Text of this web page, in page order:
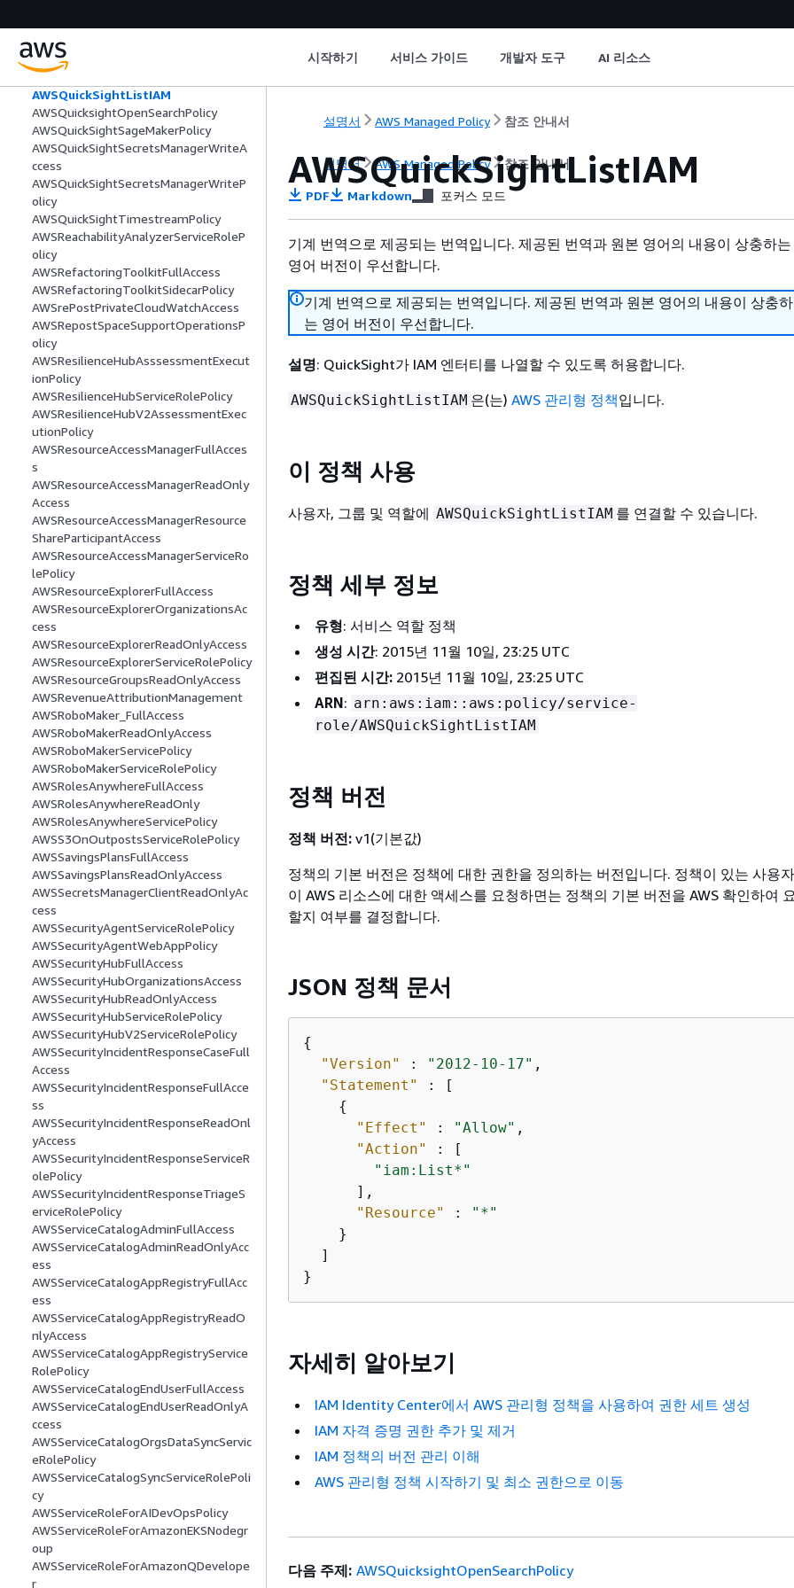
시작하기 서비스 가이드 개발자 도구 AI 리소스
AWSQuickSightDescribeRedshift
AWSQuickSightElasticsearchPolicy
AWSQuickSightIoTAnalyticsAccess
AWSQuickSightListIAM
AWSQuicksightOpenSearchPolicy
AWSQuickSightSageMakerPolicy
AWSQuickSightSecretsManagerWriteA
ccess
AWSQuickSightSecretsManagerWriteP
olicy
AWSQuickSightTimestreamPolicy
AWSReachabilityAnalyzerServiceRoleP
olicy
AWSRefactoringToolkitFullAccess
AWSRefactoringToolkitSidecarPolicy
AWSrePostPrivateCloudWatchAccess
AWSRepostSpaceSupportOperationsP
olicy
AWSResilienceHubAsssessmentExecut
ionPolicy
AWSResilienceHubServiceRolePolicy
AWSResilienceHubV2AssessmentExec
utionPolicy
AWSResourceAccessManagerFullAcces
s
AWSResourceAccessManagerReadOnly
Access
AWSResourceAccessManagerResource
ShareParticipantAccess
AWSResourceAccessManagerServiceRo
lePolicy
AWSResourceExplorerFullAccess
AWSResourceExplorerOrganizationsAc
cess
AWSResourceExplorerReadOnlyAccess
AWSResourceExplorerServiceRolePolicy
AWSResourceGroupsReadOnlyAccess
AWSRevenueAttributionManagement
AWSRoboMaker_FullAccess
AWSRoboMakerReadOnlyAccess
AWSRoboMakerServicePolicy
AWSRoboMakerServiceRolePolicy
AWSRolesAnywhereFullAccess
AWSRolesAnywhereReadOnly
AWSRolesAnywhereServicePolicy
AWSS3OnOutpostsServiceRolePolicy
AWSSavingsPlansFullAccess
AWSSavingsPlansReadOnlyAccess
AWSSecretsManagerClientReadOnlyAc
cess
AWSSecurityAgentServiceRolePolicy
AWSSecurityAgentWebAppPolicy
AWSSecurityHubFullAccess
AWSSecurityHubOrganizationsAccess
AWSSecurityHubReadOnlyAccess
AWSSecurityHubServiceRolePolicy
AWSSecurityHubV2ServiceRolePolicy
AWSSecurityIncidentResponseCaseFull
Access
AWSSecurityIncidentResponseFullAcce
ss
AWSSecurityIncidentResponseReadOnl
yAccess
AWSSecurityIncidentResponseServiceR
olePolicy
AWSSecurityIncidentResponseTriageS
erviceRolePolicy
AWSServiceCatalogAdminFullAccess
AWSServiceCatalogAdminReadOnlyAcc
ess
AWSServiceCatalogAppRegistryFullAcc
ess
AWSServiceCatalogAppRegistryReadO
nlyAccess
AWSServiceCatalogAppRegistryService
RolePolicy
AWSServiceCatalogEndUserFullAccess
AWSServiceCatalogEndUserReadOnlyA
ccess
AWSServiceCatalogOrgsDataSyncServic
eRolePolicy
AWSServiceCatalogSyncServiceRolePoli
cy
AWSServiceRoleForAIDevOpsPolicy
AWSServiceRoleForAmazonEKSNodegr
oup
AWSServiceRoleForAmazonQDevelope
r
설명서 AWS Managed Policy 참조 안내서
설명서 AWS Managed Policy 참조 안내서
AWSQuickSightListIAM
PDF Markdown 포커스 모드
기계 번역으로 제공되는 번역입니다. 제공된 번역과 원본 영어의 내용이 상충하
영어 버전이 우선합니다.
기계 번역으로 제공되는 번역입니다. 제공된 번역과 원본 영어의 내용이 상충
는 영어 버전이 우선합니다.
설명: QuickSight가 IAM 엔터티를 나열할 수 있도록 허용합니다.
AWSQuickSightListIAM 은(는) AWS 관리형 정책입니다.
이 정책 사용
사용자, 그룹 및 역할에 AWSQuickSightListIAM 를 연결할 수 있습니다.
정책 세부 정보
유형: 서비스 역할 정책
생성 시간: 2015년 11월 10일, 23:25 UTC
편집된 시간: 2015년 11월 10일, 23:25 UTC
ARN: arn:aws:iam::aws:policy/service-
role/AWSQuickSightListIAM
정책 버전
정책 버전: v1(기본값)
정책의 기본 버전은 정책에 대한 권한을 정의하는 버전입니다. 정책이 있는 사용
이 AWS 리소스에 대한 액세스를 요청하면는 정책의 기본 버전을 AWS 확인하여
할지 여부를 결정합니다.
JSON 정책 문서
{
"Version"
: "2012-10-17" ,
"Statement"
: [
{
"Effect"
: "Allow" ,
"Action"
: [
"iam:List*"
      ],
"Resource"
:
"*"
    }
  ]
}
자세히 알아보기
IAM Identity Center에서 AWS 관리형 정책을 사용하여 권한 세트 생성
IAM 자격 증명 권한 추가 및 제거
IAM 정책의 버전 관리 이해
AWS 관리형 정책 시작하기 및 최소 권한으로 이동
다음 주제: AWSQuicksightOpenSearchPolicy